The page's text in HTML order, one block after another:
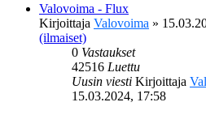
Valovoima - Flux
Kirjoittaja Valovoima »
(ilmaiset)
0 Vastaukset
42516 Luettu
Uusin viesti Kirjoittaja
15.03.2024, 17:58